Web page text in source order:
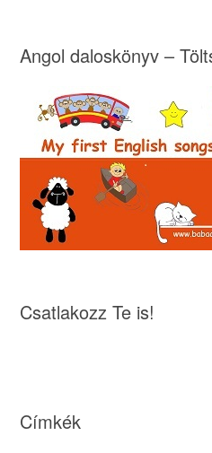
Angol daloskönyv –
Csatlakozz Te is!
Címkék